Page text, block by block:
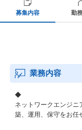
募集内容 勤
業務内容
◆
ネットワークエンジ
築、運用、保守をお任